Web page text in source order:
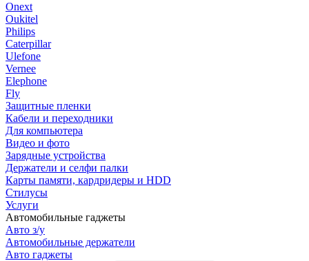
Onext
Oukitel
Philips
Caterpillar
Ulefone
Vernee
Elephone
Fly
Защитные пленки
Кабели и переходники
Для компьютера
Видео и фото
Зарядные устройства
Держатели и селфи палки
Карты памяти, кардридеры и HDD
Стилусы
Услуги
Автомобильные гаджеты
Авто з/у
Автомобильные держатели
Авто гаджеты